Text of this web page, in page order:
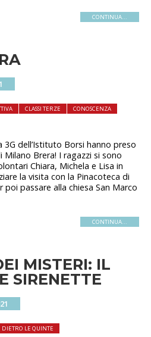
CONTINUA...
CLASSI TERZE
CONOSCENZA
3G dell’Istituto Borsi hanno preso
Brera! I ragazzi si sono
Chiara, Michela e Lisa in
la visita con la Pinacoteca di
poi passare alla chiesa San Marco
CONTINUA...
MISTERI: IL
SIRENETTE
DIETRO LE QUINTE